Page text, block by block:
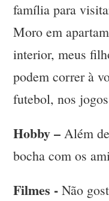
família para
Moro em
interior, meus
podem correr à
futebol, nos
Hobby – Além
bocha com os
Filmes - Não